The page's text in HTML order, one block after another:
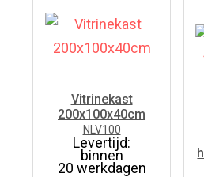
Vitrinekast
200x100x40cm
NLV100
Levertijd:
binnen
20 werkdagen